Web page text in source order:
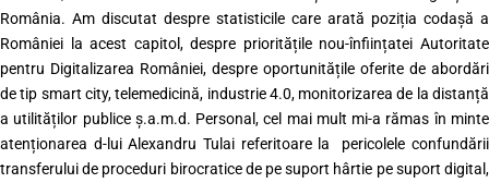
România. Am discutat despre statisticile care arată poziția codașă a
României la acest capitol, despre prioritățile nou-înființatei Autoritate
pentru Digitalizarea României, despre oportunitățile oferite de abordări
de tip smart city, telemedicină, industrie 4.0, monitorizarea de la distanță
a utilităților publice ș.a.m.d. Personal, cel mai mult mi-a rămas în minte
atenționarea d-lui Alexandru Tulai referitoare la pericolele confundării
transferului de proceduri birocratice de pe suport hârtie pe suport digital,